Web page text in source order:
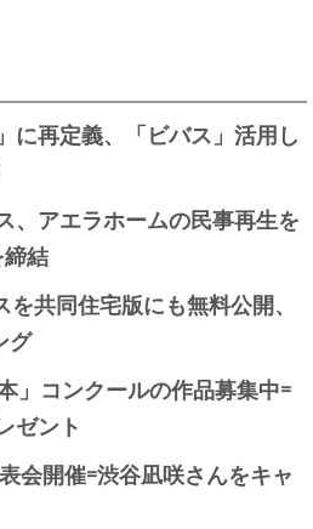
に再定義、「ビバス」活用し
、アエラホームの民事再生を
結
共同住宅版にも無料公開、
グ
」コンクールの作品募集中=
ゼント
会開催=渋谷凪咲さんをキャ